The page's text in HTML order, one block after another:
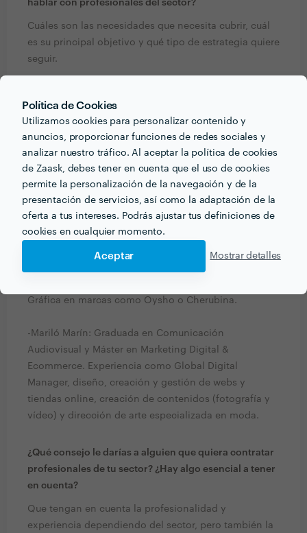
Política de Cookies
Utilizamos cookies para personalizar contenido y
anuncios, proporcionar funciones de redes sociales y
analizar nuestro tráfico. Al aceptar la política de cookies
de Zaask, debes tener en cuenta que el uso de cookies
permite la personalización de la navegación y de la
presentación de servicios, así como la adaptación de la
oferta a tus intereses. Podrás ajustar tus definiciones de
cookies en cualquier momento.
Aceptar Mostrar detalles
hablar con profesionales del sector?
Cuáles son las necesidades que necesita cubrir, cuál
es su principal objetivo y qué tipo de estrategia quiere
seguir.
The Random Box está formado por tres profesionales:
-Manuela Castilla: Periodista especializada en
Community Management. Experiencia en
departamentos de Comunicación y como Social
Media Manager.
-Cristina Carmona: Graduada en Marketing. Máster en
Gráfica en marcas como Oysho o Cherubina.
-Mariló Marín: Graduada en Comunicación
Audiovisual y Máster en Marketing Digital &
Ecommerce. Experiencia como Global Digital
Manager, diseño, creación y gestión de webs y
tiendas online, creación de contenidos (fotografía y
vídeo) y dirección de arte especializada en moda.
¿Qué consejo le darías a alguien que quiera contratar
profesionales de tu sector? ¿Hay algo esencial a tener
en cuenta?
Que tengan en cuenta la profesionalidad y
experiencia dependiendo del sector, pero también la